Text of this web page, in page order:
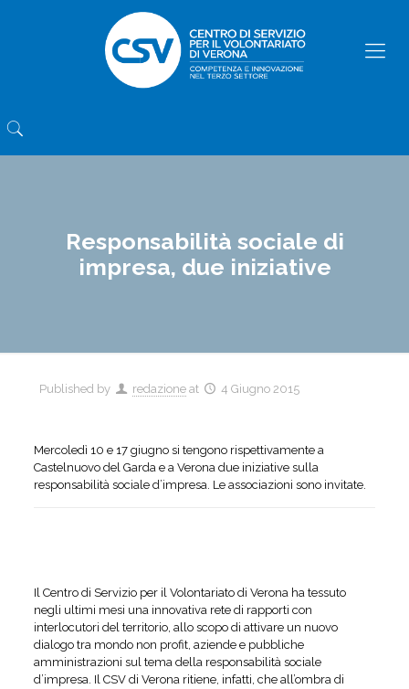
Responsabilità sociale di
impresa, due iniziative
Published by redazione at 4 Giugno 2015
Mercoledì 10 e 17 giugno si tengono rispettivamente a
Castelnuovo del Garda e a Verona due iniziative sulla
responsabilità sociale d’impresa. Le associazioni sono invitate.
Il Centro di Servizio per il Volontariato di Verona ha tessuto
negli ultimi mesi una innovativa rete di rapporti con
interlocutori del territorio, allo scopo di attivare un nuovo
dialogo tra mondo non profit, aziende e pubbliche
amministrazioni sul tema della responsabilità sociale
d’impresa. Il CSV di Verona ritiene, infatti, che all’ombra di